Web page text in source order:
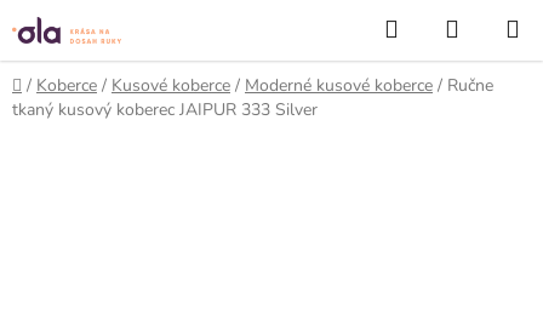
Prejsť
na
obsah
Hľadať
KOŠÍK
Domov
/ Koberce / Kusové koberce / Moderné kusové koberce / Ručne
tkaný kusový koberec JAIPUR 333 Silver